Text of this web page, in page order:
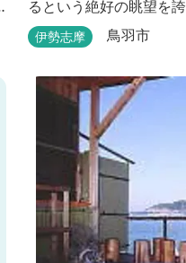
るという絶好の眺望を
嬉春亭を会わせて169室
料理も自慢です。 旅の疲れを癒すには、男女あわ
せて13湯と足湯2湯の
野天風呂、ゆったりと
しめる貸...
伊勢志摩 鳥羽市